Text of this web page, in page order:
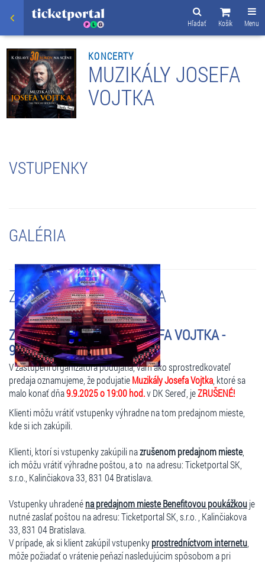
Menu
Košík
Hľadať
KONCERTY
MUZIKÁLY JOSEFA
VOJTKA
VSTUPENKY
GALÉRIA
ZMENY A UPOZORNENIA
ZRUŠENÉ - MUZIKÁLY JOSEFA VOJTKA -
9.9.2025 O 19:00 HOD.
V zastúpení organizátora podujatia, vám ako sprostredkovateľ
predaja oznamujeme, že podujatieMuzikály Josefa Vojtka , ktoré sa
malo konať dňa9.9.2025 o 19:00 hod.v DK Sereď, jeZRUŠENÉ!
Klienti môžu vrátiť vstupenky výhradne na tom predajnom mieste,
kde si ich zakúpili.
Klienti, ktorí si vstupenky zakúpili nazrušenom predajnom mieste,
ich môžu vrátiť výhradne poštou, a to na adresu: Ticketportal SK,
s.r.o., Kalinčiakova 33, 831 04 Bratislava.
Vstupenky uhradenéna predajnom mieste Benefitovou poukážkouje
nutné zaslať poštou na adresu: Ticketportal SK, s.r.o. , Kalinčiakova
33, 831 04 Bratislava.
V prípade, ak si klient zakúpil vstupenkyprostredníctvom internetu
môže požiadať o vrátenie peňazí nasledujúcim spôsobom a pri